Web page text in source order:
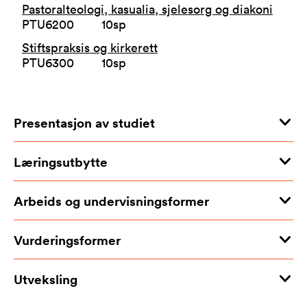
Pastoralteologi, kasualia, sjelesorg og diakoni
PTU6200
10sp
Stiftspraksis og kirkerett
PTU6300
10sp
Presentasjon av studiet
Læringsutbytte
Arbeids og undervisningsformer
Vurderingsformer
Utveksling